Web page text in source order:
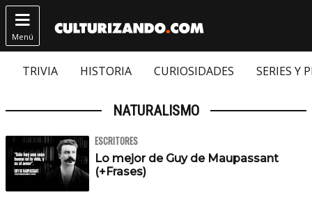

Menú
TRIVIA HISTORIA CURIOSIDADES SERIES Y
NATURALISMO
ESCRITORES
Lo mejor de Guy de Maupassant
(+Frases)